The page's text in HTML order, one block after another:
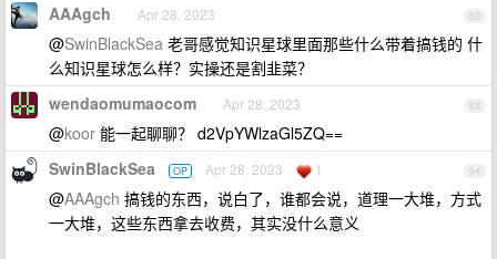
62
AAAgch Apr 28, 2023
@SwinBlackSea 老哥感觉知识星球里面那些什么带着搞钱的 什
么知识星球怎么样？实操还是割韭菜？
63
wendaomumaocom Apr 28, 2023
@koor 能一起聊聊？ d2VpYWlzaGl5ZQ==
64
SwinBlackSea OP Apr 28, 2023 1
@AAAgch 搞钱的东西，说白了，谁都会说，道理一大堆，方式
一大堆，这些东西拿去收费，其实没什么意义